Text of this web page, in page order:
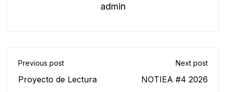
admin
Previous post
Proyecto de Lectura
Next post
NOTIEA #4 2026